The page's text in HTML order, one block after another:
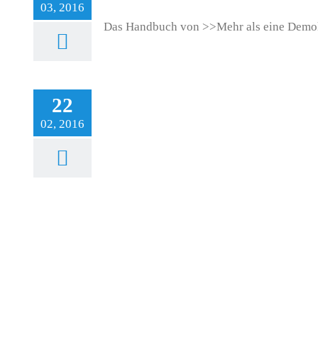
03, 2016
Das Handbuch von >>Mehr als eine
22
02, 2016